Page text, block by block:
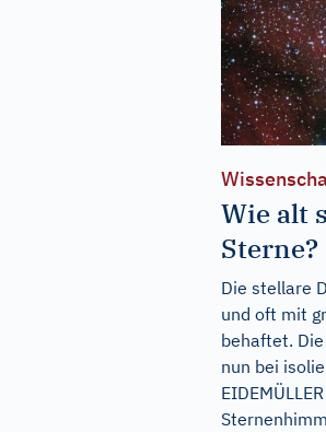
Wie alt
Sterne?
Die stellare
und oft mit
behaftet.
nun bei